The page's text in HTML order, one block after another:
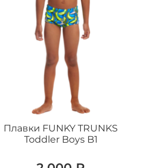
Плавки FUNKY TRUNKS
Toddler Boys B1